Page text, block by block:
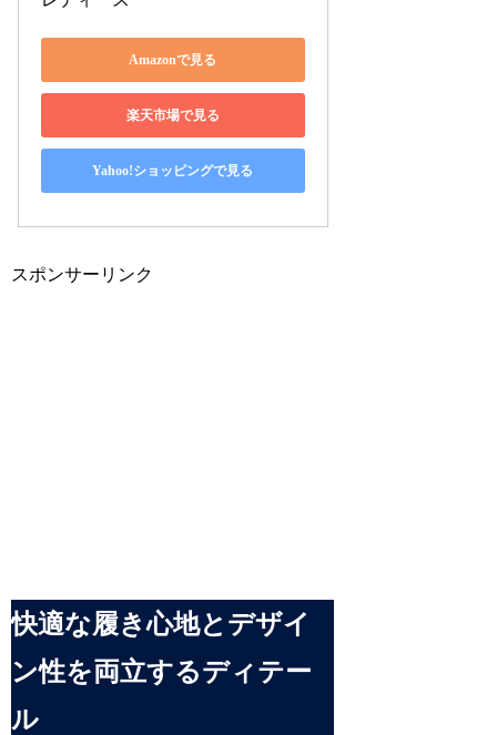
Amazonで見る
楽天市場で見る
Yahoo!ショッピングで見る
スポンサーリンク
快適な履き心地とデザイ
ン性を両立するディテー
ル